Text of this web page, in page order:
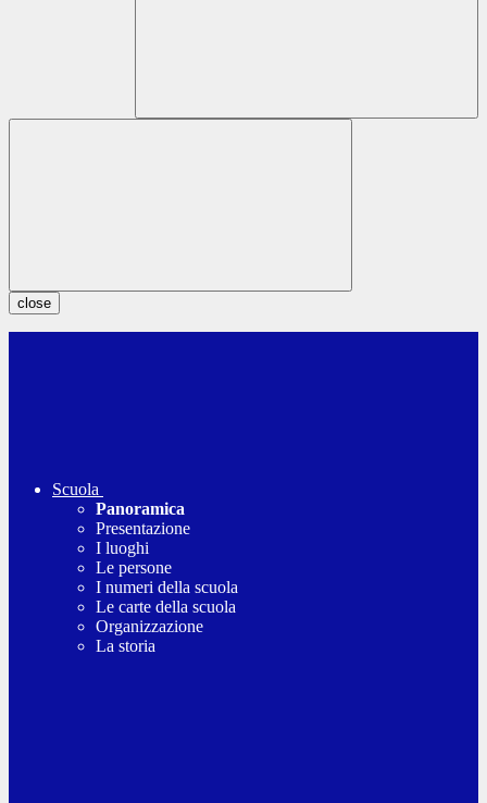
close
Scuola
Panoramica
Presentazione
I luoghi
Le persone
I numeri della scuola
Le carte della scuola
Organizzazione
La storia